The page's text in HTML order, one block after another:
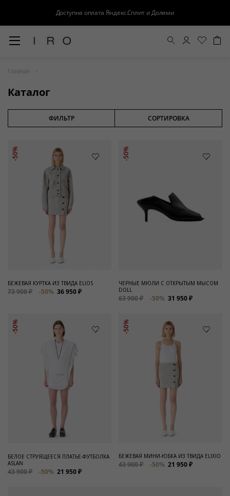
Доступна оплата Яндекс.Сплит и Долями
Главная
Каталог
Распродажа
Для нее
ФИЛЬТР СОРТИРОВКА
-50%
БЕЖЕВАЯ КУРТКА ИЗ ТВИДА ELIOS
73 900 ₽ -50% 36 950 ₽
-50%
ЧЕРНЫЕ МЮЛИ С ОТКРЫТЫМ МЫСОМ
DOLL
63 900 ₽ -50% 31 950 ₽
-50%
БЕЛОЕ СТРУЯЩЕЕСЯ ПЛАТЬЕ-ФУТБОЛКА
ASLAN
43 900 ₽ -50% 21 950 ₽
-50%
БЕЖЕВАЯ МИНИ-ЮБКА ИЗ ТВИДА ELIXIO
43 900 ₽ -50% 21 950 ₽